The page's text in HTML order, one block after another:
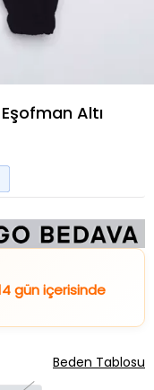
Altı
gün içerisinde
Beden Tablosu